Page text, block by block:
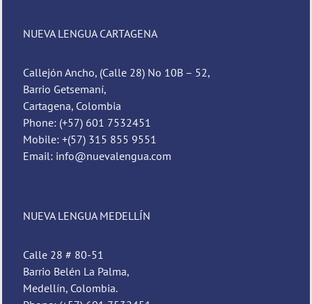
NUEVA LENGUA CARTAGENA
Callejón Ancho, (Calle 28) No 10B – 52,
Barrio Getsemaní,
Cartagena, Colombia
Phone: (+57) 601 7532451
Mobile: +(57) 315 855 9551
Email: info@nuevalengua.com
NUEVA LENGUA MEDELLÍN
Calle 28 # 80-51
Barrio Belén La Palma,
Medellín, Colombia.